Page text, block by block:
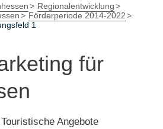
Regionalentwicklung
Förderperiode 2014-2022
1
für
Angebote